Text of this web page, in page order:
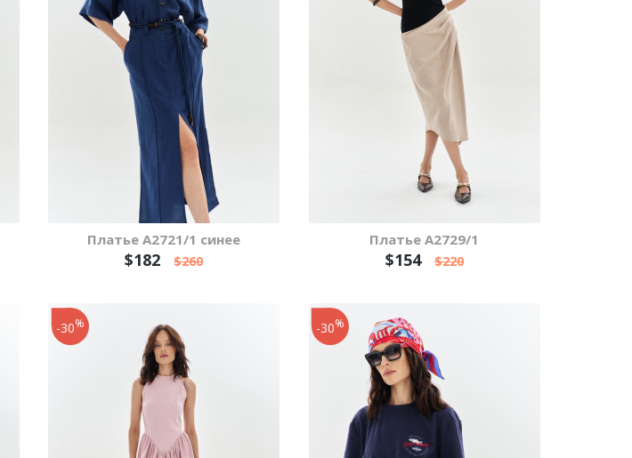
Платье А2721/1 синее
$182 $260
Платье А2729/1
$154 $220
-30% -30%